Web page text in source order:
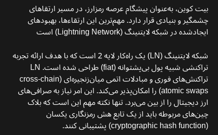
بیت کوین، به‌عنوان پیشگام عرصه رمزارز، در مسیر ارتقاهای
چشمگیر و بنیادی قرار دارد. مهم‌ترین این ارتقاءها، بهبودهای
ایجادشده در شبکه لایتنینگ (Lightning Network) است
شبکه لایتنینگ (LN) یک راه‌کار لایه 2 است که با هدف ارائه تجربه
تراکنشی شبیه پول بی‌پشتوانه (fiat) طراحی شده است. LN
تراکنش‌های فوری و مبادلات اتمی میان‌زنجیره‌ای (cross-chain
atomic swaps) را امکان‌پذیر می‌کند. این امر نیاز به صرافی‌های
ارز دیجیتال را از بین می‌برد. تنها نکته مهم این است که بلاک
چین‌های مربوطه باید از یک تابع هش رمزنگاری یکسان
(cryptographic hash function) پشتیبانی کنند.